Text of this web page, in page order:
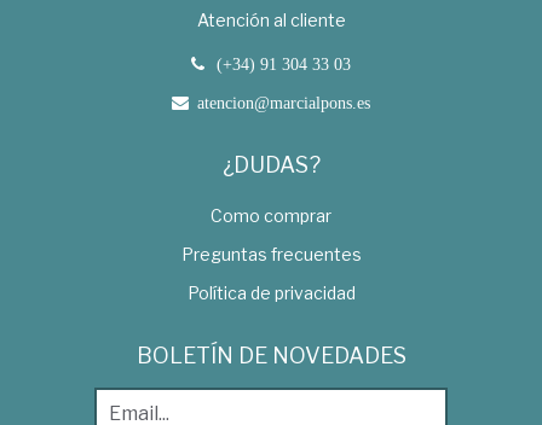
Atención al cliente
(+34) 91 304 33 03
atencion@marcialpons.es
¿DUDAS?
Como comprar
Preguntas frecuentes
Política de privacidad
BOLETÍN DE NOVEDADES